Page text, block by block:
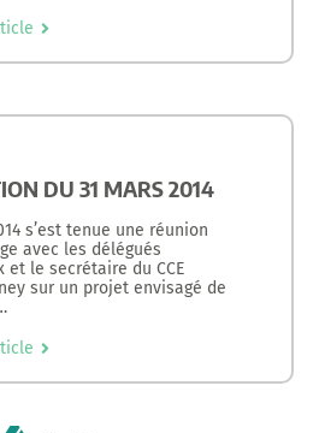
DU 31 MARS 2014
s’est tenue une réunion
avec les délégués
et le secrétaire du CCE
sur un projet envisagé de